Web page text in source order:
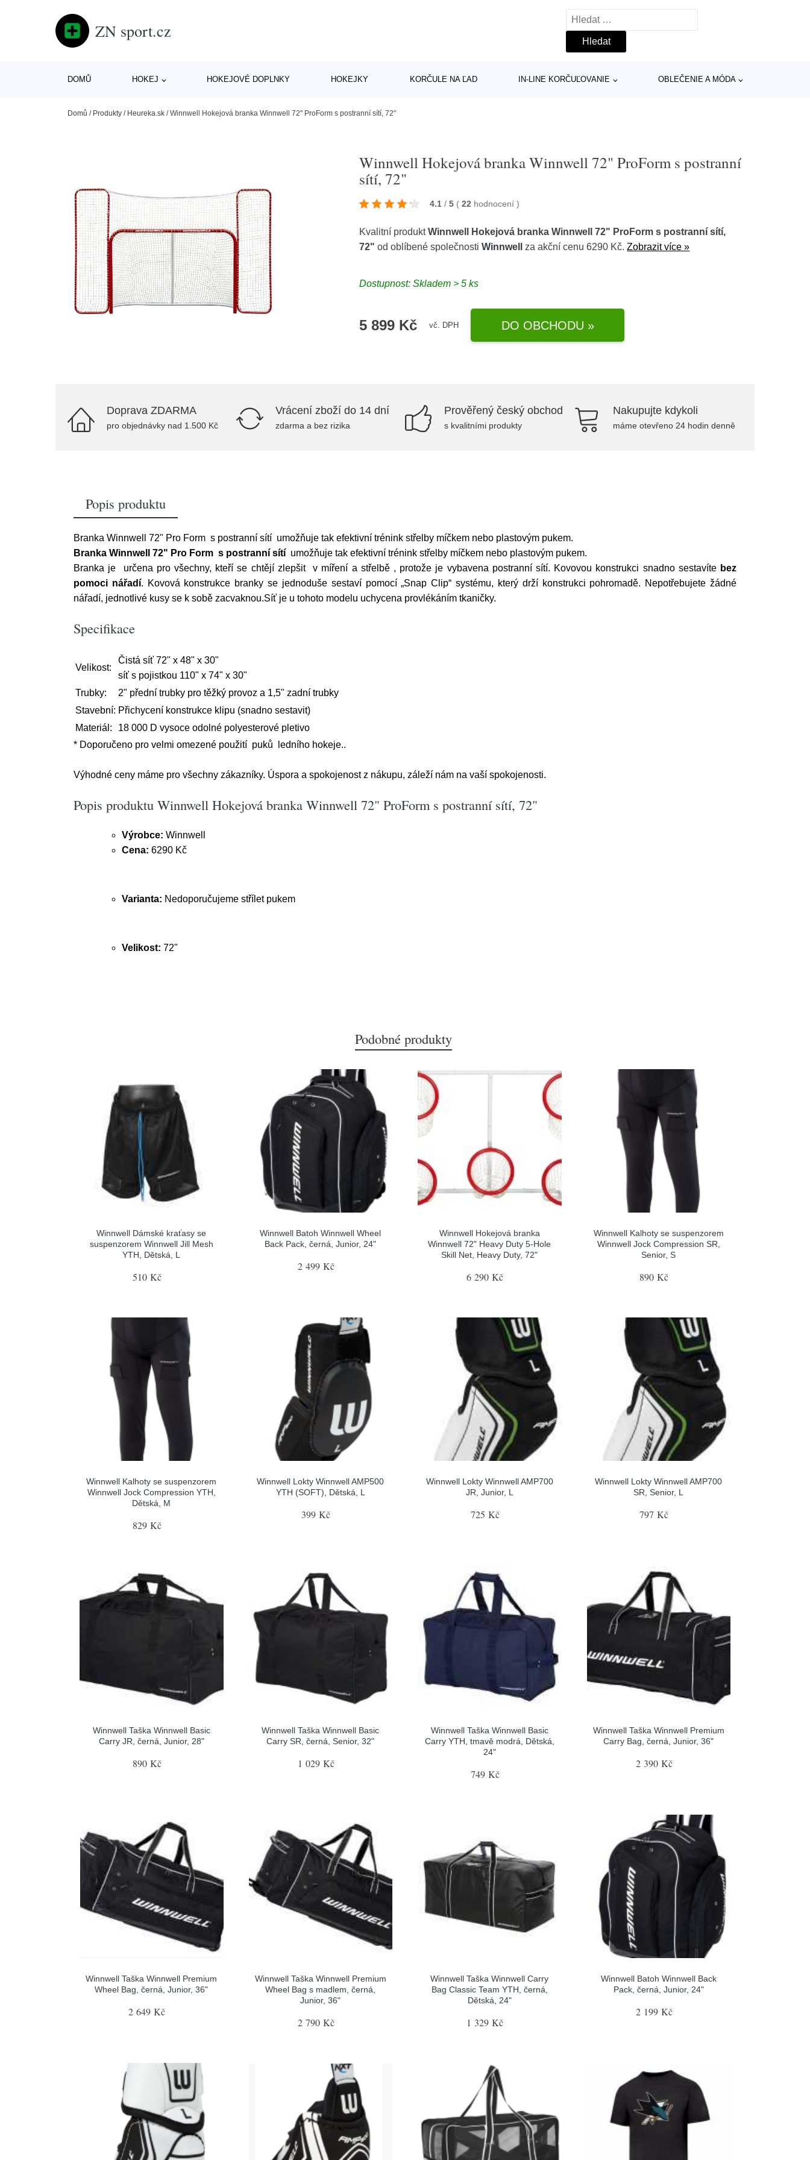
ZN sport.cz
Vyhledávání
DOMŮ HOKEJ HOKEJOVÉ DOPLNKY HOKEJKY KORČULE NA ĽAD IN-LINE KORČUĽOVANIE OBLEČENIE A MÓDA
Domů / Produkty / Heureka.sk /Winnwell Hokejová branka Winnwell 72" ProForm s postranní sítí, 72"
Winnwell Hokejová branka Winnwell 72" ProForm s postranní
sítí, 72"
4.1 / 5 ( 22 hodnocení)
Kvalitní produktWinnwell Hokejová branka Winnwell 72" ProForm s postranní sítí,
72" od oblíbené společnostiWinnwell za akční cenu 6290 Kč.Zobrazit více »
Dostupnost: Skladem > 5 ks
5 899 Kč vč. DPH DO OBCHODU »
Doprava ZDARMA
pro objednávky nad 1.500 Kč
Vrácení zboží do 14 dní
zdarma a bez rizika
Prověřený český obchod
s kvalitními produkty
Nakupujte kdykoli
máme otevřeno 24 hodin denně
Popis produktu
Branka Winnwell 72" Pro Form s postranní sítí umožňuje tak efektivní trénink střelby míčkem nebo plastovým pukem.
Branka Winnwell 72" Pro Form s postranní sítí umožňuje tak efektivní trénink střelby míčkem nebo plastovým pukem.
Branka je určena pro všechny, kteří se chtějí zlepšit v míření a střelbě , protože je vybavena postranní sítí. Kovovou konstrukci snadno sestavíte bez
pomoci nářadí. Kovová konstrukce branky se jednoduše sestaví pomocí „Snap Clip“ systému, který drží konstrukci pohromadě. Nepotřebujete žádné
nářadí, jednotlivé kusy se k sobě zacvaknou.Síť je u tohoto modelu uchycena provlékáním tkaničky.
Specifikace
Velikost:
Čistá síť 72" x 48" x 30"
síť s pojistkou 110" x 74" x 30"
Trubky:
2" přední trubky pro těžký provoz a 1,5" zadní trubky
Stavební: Přichycení konstrukce klipu (snadno sestavit)
Materiál:
18 000 D vysoce odolné polyesterové pletivo
* Doporučeno pro velmi omezené použití puků ledního hokeje..
Výhodné ceny máme pro všechny zákazníky. Úspora a spokojenost z nákupu, záleží nám na vaší spokojenosti.
Popis produktu Winnwell Hokejová branka Winnwell 72" ProForm s postranní sítí, 72"
Výrobce: Winnwell
Cena: 6290 Kč
Varianta: Nedoporučujeme střílet pukem
Velikost: 72"
Podobné produkty
Winnwell Dámské kraťasy se
suspenzorem Winnwell Jill Mesh
YTH, Dětská, L
510 Kč
Winnwell Batoh Winnwell Wheel
Back Pack, černá, Junior, 24"
2 499 Kč
Winnwell Hokejová branka
Winnwell 72" Heavy Duty 5-Hole
Skill Net, Heavy Duty, 72"
6 290 Kč
Winnwell Kalhoty se suspenzorem
Winnwell Jock Compression SR,
Senior, S
890 Kč
Winnwell Kalhoty se suspenzorem
Winnwell Jock Compression YTH,
Dětská, M
829 Kč
Winnwell Lokty Winnwell AMP500
YTH (SOFT), Dětská, L
399 Kč
Winnwell Lokty Winnwell AMP700
JR, Junior, L
725 Kč
Winnwell Lokty Winnwell AMP700
SR, Senior, L
797 Kč
Winnwell Taška Winnwell Basic
Carry JR, černá, Junior, 28"
890 Kč
Winnwell Taška Winnwell Basic
Carry SR, černá, Senior, 32"
1 029 Kč
Winnwell Taška Winnwell Basic
Carry YTH, tmavě modrá, Dětská,
24"
749 Kč
Winnwell Taška Winnwell Premium
Carry Bag, černá, Junior, 36"
2 390 Kč
Winnwell Taška Winnwell Premium
Wheel Bag, černá, Junior, 36"
2 649 Kč
Winnwell Taška Winnwell Premium
Wheel Bag s madlem, černá,
Junior, 36"
2 790 Kč
Winnwell Taška Winnwell Carry
Bag Classic Team YTH, černá,
Dětská, 24"
1 329 Kč
Winnwell Batoh Winnwell Back
Pack, černá, Junior, 24"
2 199 Kč